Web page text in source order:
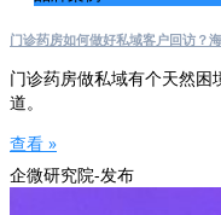
门诊药房如何做好私域客户回访？
门诊药房做私域有个天然
道。
查看 »
企微研究院-发布